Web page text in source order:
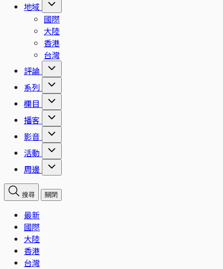
地域
國際
大陸
香港
台灣
評論
系列
欄目
播客
影音
活動
周邊
搜尋 關閉
最新
國際
大陸
香港
台灣